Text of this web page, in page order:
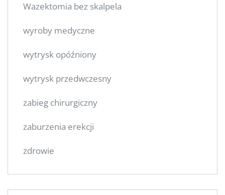
Wazektomia bez skalpela
wyroby medyczne
wytrysk opóźniony
wytrysk przedwczesny
zabieg chirurgiczny
zaburzenia erekcji
zdrowie